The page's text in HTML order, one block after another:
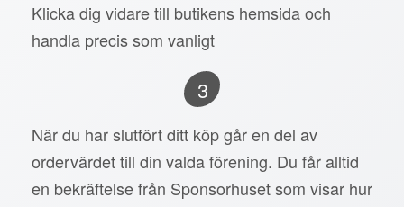
Klicka dig vidare till butikens hemsida och
handla precis som vanligt
3
När du har slutfört ditt köp går en del av
ordervärdet till din valda förening. Du får alltid
en bekräftelse från Sponsorhuset som visar hur